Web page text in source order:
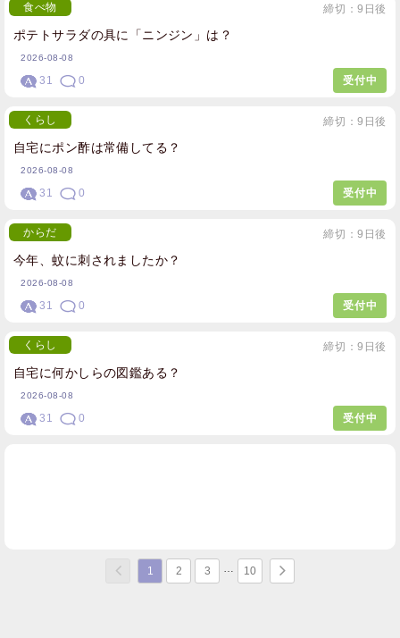
ポテトサラダの具に「ニンジン」は？
締切：9日後
食べ物
2026-08-08
31 0 受付中
自宅にポン酢は常備してる？
締切：9日後
くらし
2026-08-08
31 0 受付中
今年、蚊に刺されましたか？
締切：9日後
からだ
2026-08-08
31 0 受付中
自宅に何かしらの図鑑ある？
締切：9日後
くらし
2026-08-08
31 0 受付中
1 2 3 10